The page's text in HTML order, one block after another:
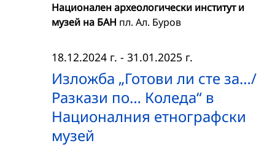
Национален археологически институт и
музей на БАН пл. Ал. Буров
Изложба „Готови ли сте за…/
Разкази по… Коледа“ в
Националния етнографски
музей
18.12.2024 г. - 31.01.2025 г.